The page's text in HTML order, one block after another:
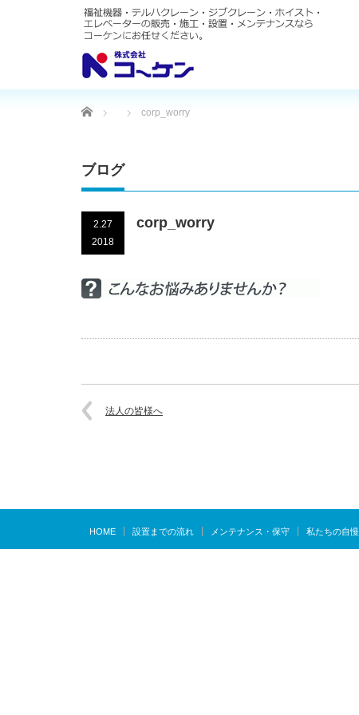
Home corp_worry
ブログ
2.27
2018
corp_worry
法人の皆様へ
HOME 設置までの流れ メンテナンス・保守 私たちの自慢